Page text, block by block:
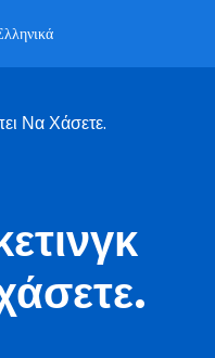
Να Χάσετε.